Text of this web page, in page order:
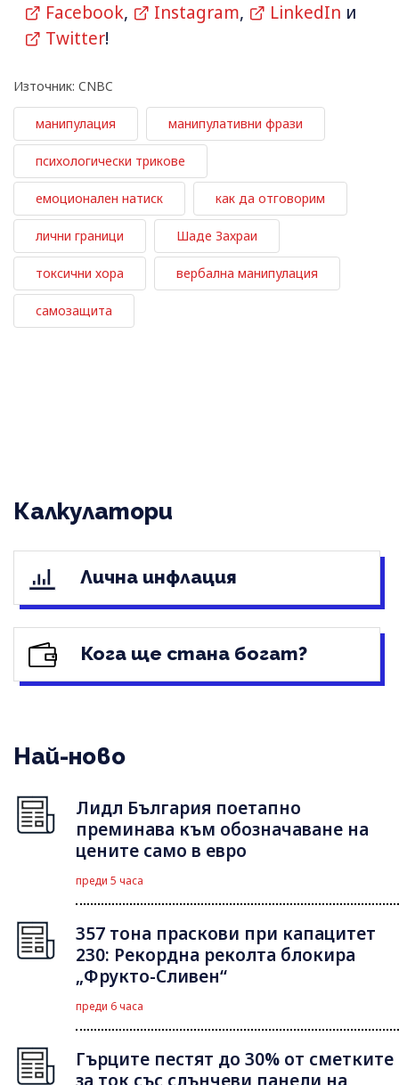
Facebook, Instagram, LinkedIn и
Twitter!
Източник: CNBC
манипулация манипулативни фрази
психологически трикове
емоционален натиск как да отговорим
лични граници Шаде Захраи
токсични хора вербална манипулация
самозащита
Калкулатори
Лична инфлация
Кога ще стана богат?
Най-ново
Лидл България поетапно
преминава към обозначаване на
цените само в евро
преди 5 часа
357 тона праскови при капацитет
230: Рекордна реколта блокира
„Фрукто-Сливен“
преди 6 часа
Гърците пестят до 30% от сметките